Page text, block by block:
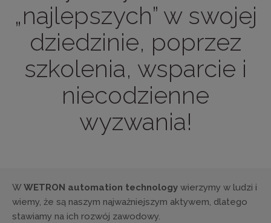
„najlepszych” w swojej
dziedzinie, poprzez
szkolenia, wsparcie i
niecodzienne
wyzwania!
WWETRON automation technology wierzymy w ludzi i
wiemy, że są naszym najważniejszym aktywem, dlatego
stawiamy na ich rozwój zawodowy.